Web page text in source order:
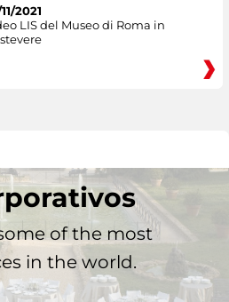
2021
LIS del Museo di Roma in
of the most
in the world.